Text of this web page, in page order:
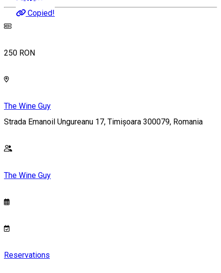
Copied!
250 RON
The Wine Guy
Strada Emanoil Ungureanu 17, Timișoara 300079, Romania
The Wine Guy
Reservations